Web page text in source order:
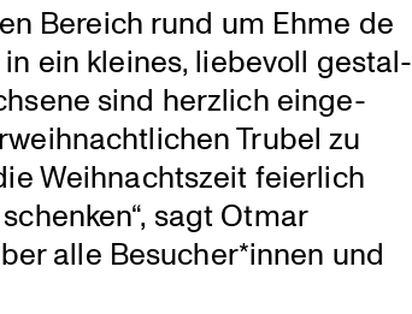
Bereich rund um Ehme de
ein kleines, liebevoll gestal­
sind herzlich einge­
Trubel zu
Weihnachts­zeit feierlich
sagt Otmar
alle Besucher*innen und